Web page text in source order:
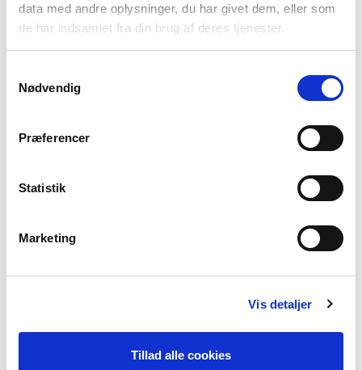
data med andre oplysninger, du har givet dem, eller som
de har indsamlet fra din brug af deres tjenester.
Nødvendig
Præferencer
Statistik
Marketing
Vis detaljer
Tillad alle cookies
Vælg Størrelse